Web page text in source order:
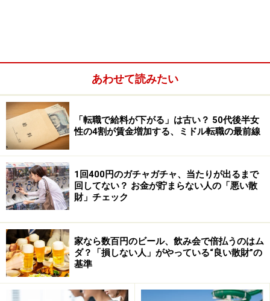
行く。何か分かったら連絡するからって。夫もものすご
く焦っていましたね。いったい、どういうことなのか。
しかもなぜこんな早い時間に義母が出掛けているのか分
からなかったから」
70代後半にさしかかった義母は、月に1、2回、持病のた
め大学病院に通っている。病院へ行く途中、転倒したの
だろうかとやきもきしていると、昼頃、夫から連絡があ
った。
って。そう聞いてびっくりしました。働いているなんて
知らなかった。始発電車は早朝4時台ですよ。それに乗
ってターミナル駅で乗り換えるんだけど、乗り換え時間
が1分くらいしかないので違うホームへ走るんですっ
あわせて読みたい
「転職で給料が下がる」は古い？ 50代後半女
性の4割が賃金増加する、ミドル転職の最前線
1回400円のガチャガチャ、当たりが出るまで
回してない？ お金が貯まらない人の「悪い散
財」チェック
家なら数百円のビール、飲み会で倍払うのはム
ダ？「損しない人」がやっている“良い散財”の
基準